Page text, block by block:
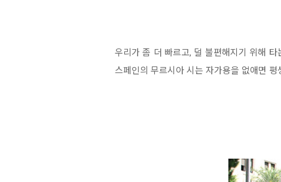
우리가 좀 더 빠르고, 덜 불편해지기 위해
스페인의 무르시아 시는 자가용을 없애면